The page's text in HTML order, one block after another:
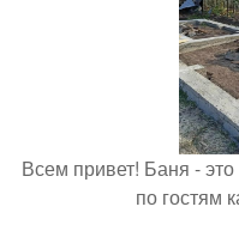
Всем привет! Баня - это
по гостям